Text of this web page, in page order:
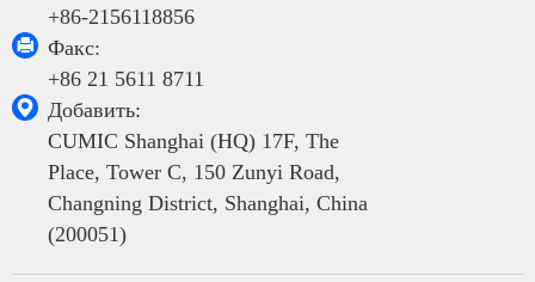
+86-2156118856

Факс:
+86 21 5611 8711

Добавить:
CUMIC Shanghai (HQ) 17F, The
Place, Tower C, 150 Zunyi Road,
Changning District, Shanghai, China
(200051)